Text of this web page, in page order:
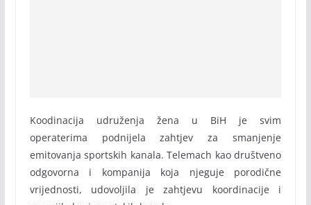
Koodinacija udruženja žena u BiH je svim
operaterima podnijela zahtjev za smanjenje
emitovanja sportskih kanala. Telemach kao društveno
odgovorna i kompanija koja njeguje porodične
vrijednosti, udovoljila je zahtjevu koordinacije i